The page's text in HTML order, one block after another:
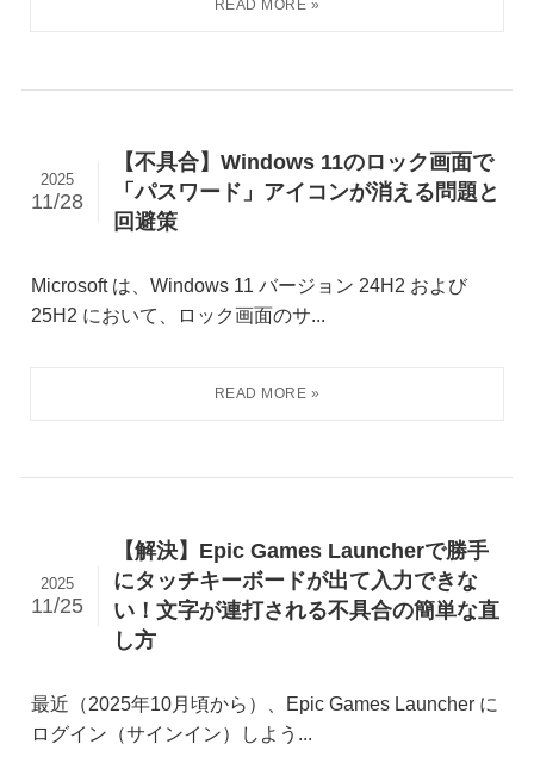
【不具合】Windows 11のロック画面で
「パスワード」アイコンが消える問題と
回避策
2025
11/28
Microsoft は、Windows 11 バージョン 24H2 および
25H2 において、ロック画面のサ...
【解決】Epic Games Launcherで勝手
にタッチキーボードが出て入力できな
い！文字が連打される不具合の簡単な直
し方
2025
11/25
最近（2025年10月頃から）、Epic Games Launcher に
ログイン（サインイン）しよう...